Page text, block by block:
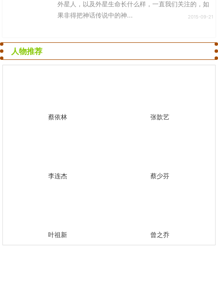
外星人，以及外星生命长什么样，一直我们关注的，如
果非得把神话传说中的神...
2015-09-21
人物推荐
蔡依林 张歆艺
李连杰 蔡少芬
叶祖新 曾之乔